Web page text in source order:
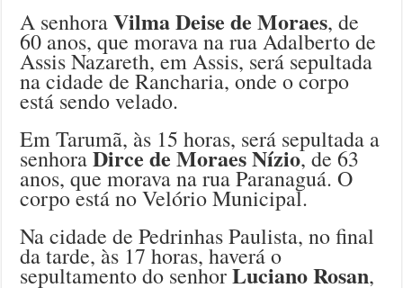
A senhoraVilma Deise de Moraes, de
60 anos, que morava na rua Adalberto de
Assis Nazareth, em Assis, será sepultada
na cidade de Rancharia, onde o corpo
está sendo velado.
Em Tarumã, às 15 horas, será sepultada a
senhoraDirce de Moraes Nízio, de 63
anos, que morava na rua Paranaguá. O
corpo está no Velório Municipal.
Na cidade de Pedrinhas Paulista, no final
da tarde, às 17 horas, haverá o
sepultamento do senhorLuciano Rosan,